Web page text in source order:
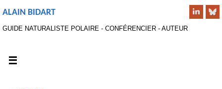
ALAIN BIDART
GUIDE NATURALISTE POLAIRE - CONFÉRENCIER - AUTEUR